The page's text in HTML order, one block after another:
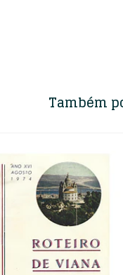
Também